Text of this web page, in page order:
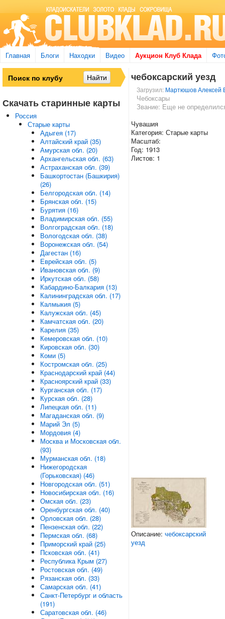
Главная Блоги Находки Видео Аукцион Клуб Клада
чебоксарский уезд
Загрузил: Мартюшов Алексей
Чебоксары
Звание: Еще не
Чувашия
Категория: Старые карты
Масштаб:
Год: 1913
Листов: 1
Описание:чебоксарский
уезд
Скачать старинные карты
Россия
Старые карты
Адыгея (17)
Алтайский край (35)
Амурская обл. (20)
Архангельская обл. (63)
Астраханская обл. (39)
Башкортостан (Башкирия)
(26)
Белгородская обл. (14)
Брянская обл. (15)
Бурятия (16)
Владимирская обл. (55)
Волгоградская обл. (18)
Вологодская обл. (38)
Воронежская обл. (54)
Дагестан (16)
Еврейская обл. (5)
Ивановская обл. (9)
Иркутская обл. (58)
Кабардино-Балкария (13)
Калининградская обл. (17)
Калмыкия (5)
Калужская обл. (45)
Камчатская обл. (20)
Карелия (35)
Кемеровская обл. (10)
Кировская обл. (30)
Коми (5)
Костромская обл. (25)
Краснодарский край (44)
Красноярский край (33)
Курганская обл. (17)
Курская обл. (28)
Липецкая обл. (11)
Магаданская обл. (9)
Марий Эл (5)
Мордовия (4)
Москва и Московская обл.
(93)
Мурманская обл. (18)
Нижегородская
(Горьковская) (46)
Новгородская обл. (51)
Новосибирская обл. (16)
Омская обл. (23)
Оренбургская обл. (40)
Орловская обл. (28)
Пензенская обл. (22)
Пермская обл. (68)
Приморский край (25)
Псковская обл. (41)
Республика Крым (27)
Ростовская обл. (49)
Рязанская обл. (33)
Самарская обл. (41)
Санкт-Петербург и область
(191)
Саратовская обл. (46)